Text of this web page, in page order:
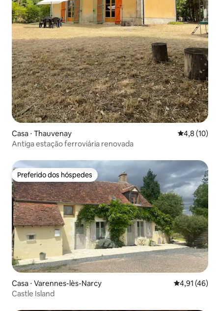
Casa ⋅ Thauvenay 4,8 de uma
4,8 (10)
Antiga estação ferroviária renovada
Preferido dos hóspedes
Preferido dos hóspedes
Casa ⋅ Varennes-lès-Narcy 4,91 de uma
4,91 (46)
Castle Island